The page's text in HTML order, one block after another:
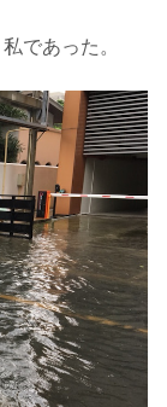
私であった。